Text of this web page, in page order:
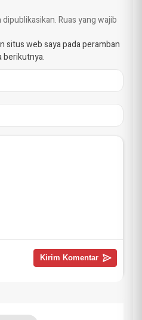
Ruas yang wajib
situs web saya pada peramban
berikutnya.